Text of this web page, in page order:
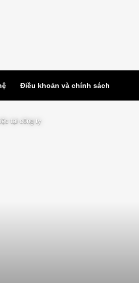
Điều khoản và chính sách
tại công ty